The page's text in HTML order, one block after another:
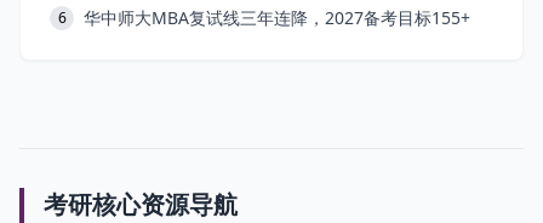
6 华中师大MBA复试线三年连降，2027备考目标155+
考研核心资源导航